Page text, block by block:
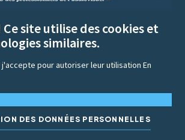
Ce site utilise des cookies et
similaires.
j'accepte pour autoriser leur utilisationEn
DES DONNÉES PERSONNELLES